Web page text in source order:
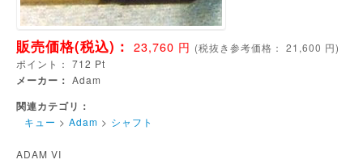
販売価格(税込)： 23,760 円 (税抜き参考価格： 21,600 円)
ポイント： 712 Pt
メーカー： Adam
関連カテゴリ：
キュー > Adam > シャフト
ADAM VI